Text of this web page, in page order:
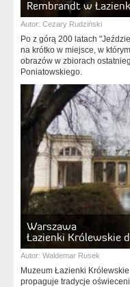
Rembrandt w
Autor: Cezary Rudziński
Po z górą 200 latach
na krótko w miejsce, w
obrazów w zbiorach
Poniatowskiego.
Warszawa
Łazienki Królewskie
Autor: Waldemar Rusek
Muzeum Łazienki
propaguje tradycje